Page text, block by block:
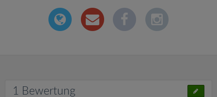
1 Bewertung